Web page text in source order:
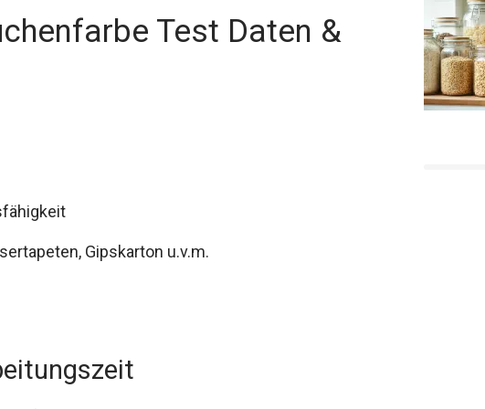
Test Daten &
Gipskarton u.v.m.